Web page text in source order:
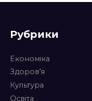
Рубрики
Економіка
Здоров’я
Культура
Освіта